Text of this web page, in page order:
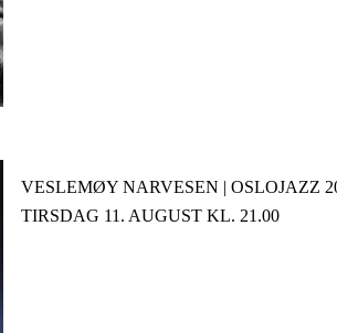
VESLEMØY NARVESEN | OSLOJAZZ
TIRSDAG 11. AUGUST KL. 21.00